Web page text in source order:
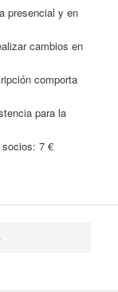
presencial y en
cambios en
comporta
para la
7 €